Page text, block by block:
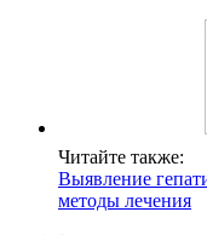
Читайте также:
Выявление
методы лечения